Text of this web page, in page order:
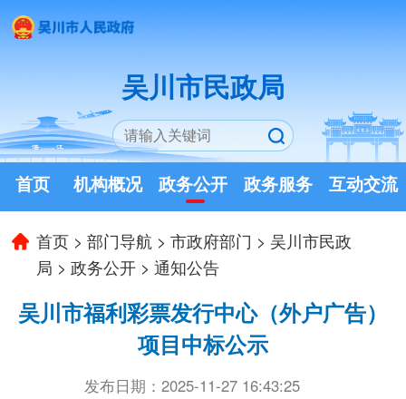
吴川市民政局
首页 机构概况 政务公开 政务服务 互动交流
首页 >部门导航 >市政府部门 > 吴川市民政
局 >政务公开 >通知公告
吴川市福利彩票发行中心（外户广告）
项目中标公示
发布日期：2025-11-27 16:43:25